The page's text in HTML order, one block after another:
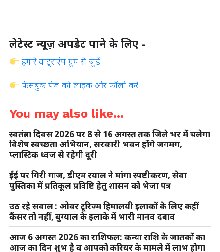
लेटेस्ट न्यूज़ अपडेट पाने के लिए -
हमारे वाट्सऐप ग्रुप से जुड़ें
फेसबुक पेज़ को लाइक और फॉलो करें
You may also like...
स्वतंत्रता दिवस 2026 पर 8 से 16 अगस्त तक जिले भर में चलेगा
विशेष स्वच्छता अभियान, सरकारी भवन होंगे जगमग,
प्लास्टिक ध्वज से रहेगी दूरी
ईई पर गिरी गाज, डीएम रयाल ने मांगा स्पष्टीकरण, सेवा
पुस्तिका में प्रतिकूल प्रविष्टि हेतु शासन को भेजा पत्र
उठ रहे सवाल : ओवर टूरिज्म हिमालयी इलाकों के लिए कहीं
कैंसर तो नहीं, बुग्याल के इलाके में भारी मानव दबाव
आज 6 अगस्त 2026 का राशिफल: कन्या राशि के जातकों का
आज का दिन शुभ है व आपको करियर के मामले में लाभ होगा